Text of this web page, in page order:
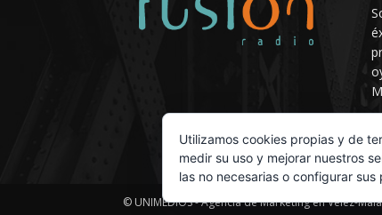
© UNIMEDIOS - Agencia de Marketing en Vélez-
Utilizamos cookies propias y de
medir su uso y mejorar nuestros
las no necesarias o configurar sus